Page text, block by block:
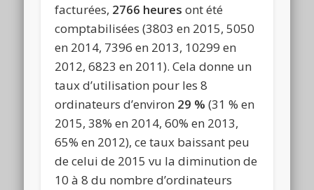
facturées, 2766 heures ont été
comptabilisées (3803 en 2015, 5050
en 2014, 7396 en 2013, 10299 en
2012, 6823 en 2011). Cela donne un
taux d’utilisation pour les 8
ordinateurs d’environ 29 % (31 % en
2015, 38% en 2014, 60% en 2013,
65% en 2012), ce taux baissant peu
de celui de 2015 vu la diminution de
10 à 8 du nombre d’ordinateurs